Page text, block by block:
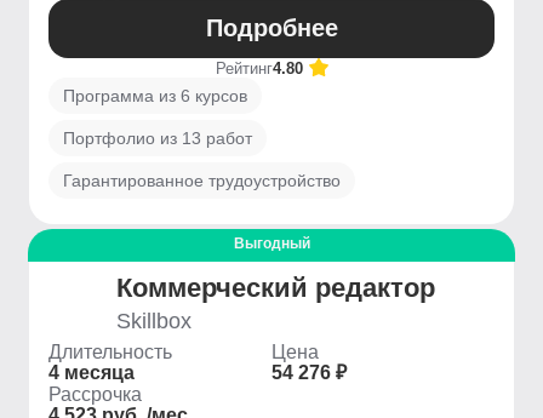
Подробнее
Рейтинг4.80
Программа из 6 курсов
Портфолио из 13 работ
Гарантированное трудоустройство
Выгодный
Коммерческий редактор
Skillbox
Длительность
4 месяца
Цена
54 276 ₽
Рассрочка